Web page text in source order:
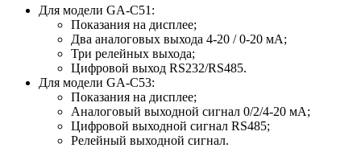
Для модели GA-C51:
Показания на дисплее;
Два аналоговых выхода 4-20 / 0-20 мА;
Три релейных выхода;
Цифровой выход RS232/RS485.
Для модели GA-C53:
Показания на дисплее;
Аналоговый выходной сигнал 0/2/4-20 мА;
Цифровой выходной сигнал RS485;
Релейный выходной сигнал.